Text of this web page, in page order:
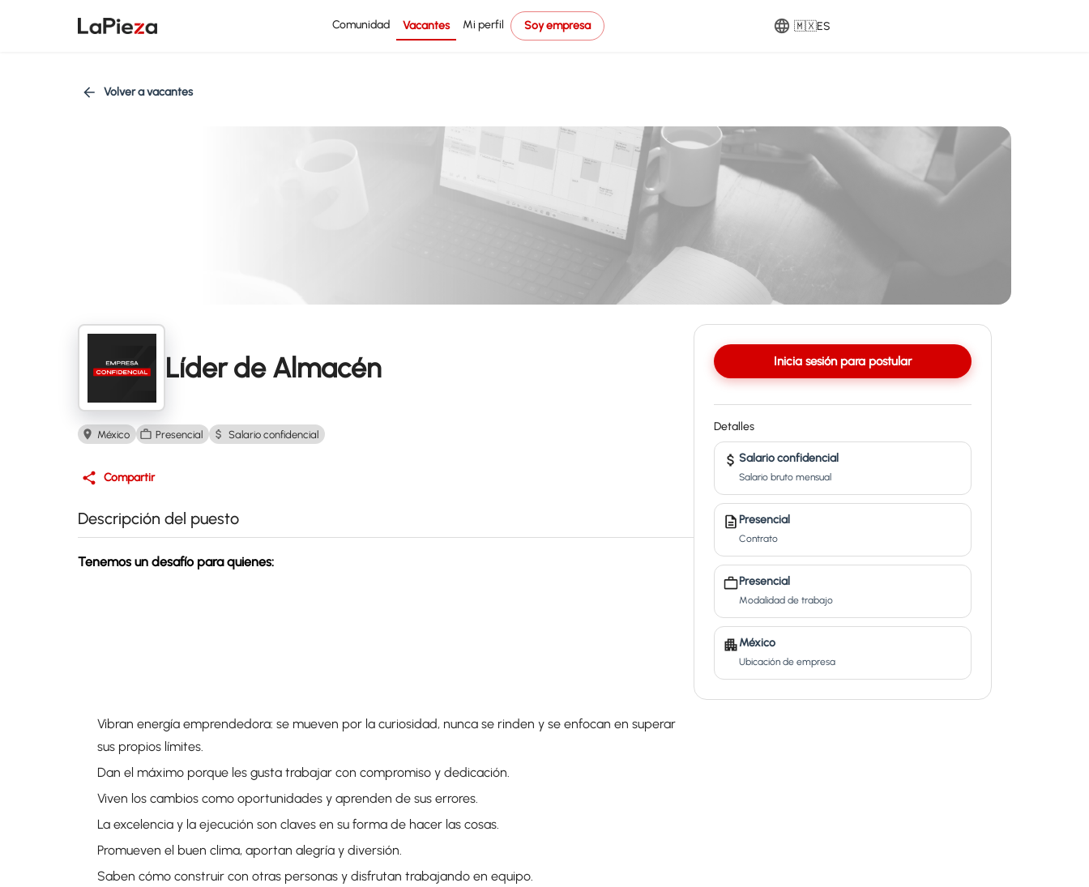
Comunidad Vacantes Mi perfil Soy empresa 🇲🇽ES
Volver a vacantes
Líder de Almacén
México Presencial Salario confidencial
Compartir
Descripción del puesto
Tenemos un desafío para quienes:
Vibran energía emprendedora: se mueven por la curiosidad, nunca se rinden y se enfocan en superar
sus propios límites.
Dan el máximo porque les gusta trabajar con compromiso y dedicación.
Viven los cambios como oportunidades y aprenden de sus errores.
La excelencia y la ejecución son claves en su forma de hacer las cosas.
Promueven el buen clima, aportan alegría y diversión.
Saben cómo construir con otras personas y disfrutan trabajando en equipo.
Inicia sesión para postular
Detalles
Salario confidencial
Salario bruto mensual
Presencial
Contrato
Presencial
Modalidad de trabajo
México
Ubicación de empresa